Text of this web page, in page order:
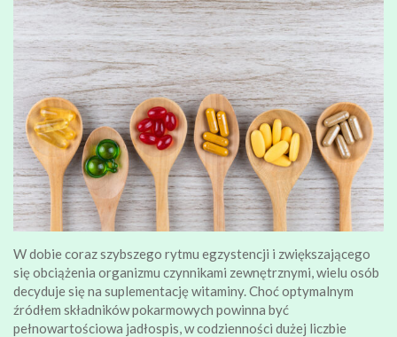
W dobie coraz szybszego rytmu egzystencji i zwiększającego
się obciążenia organizmu czynnikami zewnętrznymi, wielu osób
decyduje się na suplementację witaminy. Choć optymalnym
źródłem składników pokarmowych powinna być
pełnowartościowa jadłospis, w codzienności dużej liczbie